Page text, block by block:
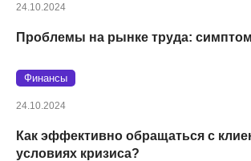
24.10.2024
Проблемы на рынке труда:
Финансы
24.10.2024
Как эффективно обращаться с
условиях кризиса?